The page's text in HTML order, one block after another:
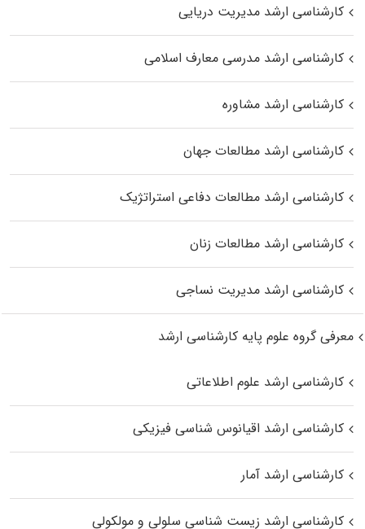
کارشناسی ارشد مدیریت دریایی
کارشناسی ارشد مدرسی معارف اسلامی
کارشناسی ارشد مشاوره
کارشناسی ارشد مطالعات جهان
کارشناسی ارشد مطالعات دفاعی استراتژیک
کارشناسی ارشد مطالعات زنان
کارشناسی ارشد مدیریت نساجی
معرفی گروه علوم پایه کارشناسی ارشد
کارشناسی ارشد علوم اطلاعاتی
کارشناسی ارشد اقیانوس‌ شناسی فیزیکی
کارشناسی ارشد آمار
کارشناسی ارشد زیست شناسی سلولی و مولکولی